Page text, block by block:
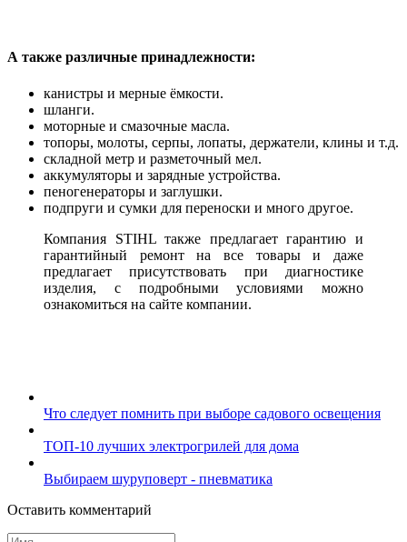
А также различные принадлежности:
канистры и мерные ёмкости.
шланги.
моторные и смазочные масла.
топоры, молоты, серпы, лопаты, держатели, клины и т.д.
складной метр и разметочный мел.
аккумуляторы и зарядные устройства.
пеногенераторы и заглушки.
подпруги и сумки для переноски и много другое.
Компания STIHL также предлагает гарантию и
гарантийный ремонт на все товары и даже
предлагает присутствовать при диагностике
изделия, с подробными условиями можно
ознакомиться на сайте компании.
Что следует помнить при выборе садового освещения
ТОП-10 лучших электрогрилей для дома
Выбираем шуруповерт - пневматика
Оставить комментарий